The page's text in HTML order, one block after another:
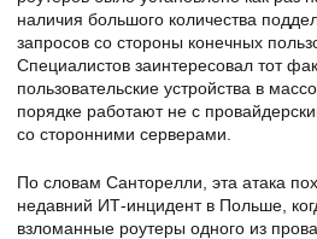
наличия большого количества
запросов со стороны конечных
Специалистов заинтересовал тот
пользовательские устройства в
порядке работают не с
со сторонними серверами.
По словам Санторелли, эта атака
недавний ИТ-инцидент в Польше,
взломанные роутеры одного из